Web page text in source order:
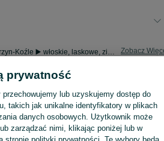
Sprzedaż orzechów Kędzierzyn-Koźle ▶️ włoskie, laskowe, ziemne i pestki ✅ hurtowo i detalicznie w atrakcyjnych cenach ✌ Wybierz najlepszą ofertę na OLX.pl! Zobacz
prywatność
przechowujemy lub uzyskujemy dostęp do
takich jak unikalne identyfikatory w plikach
danych osobowych. Użytkownik może
zarządzać nimi, klikając poniżej lub w